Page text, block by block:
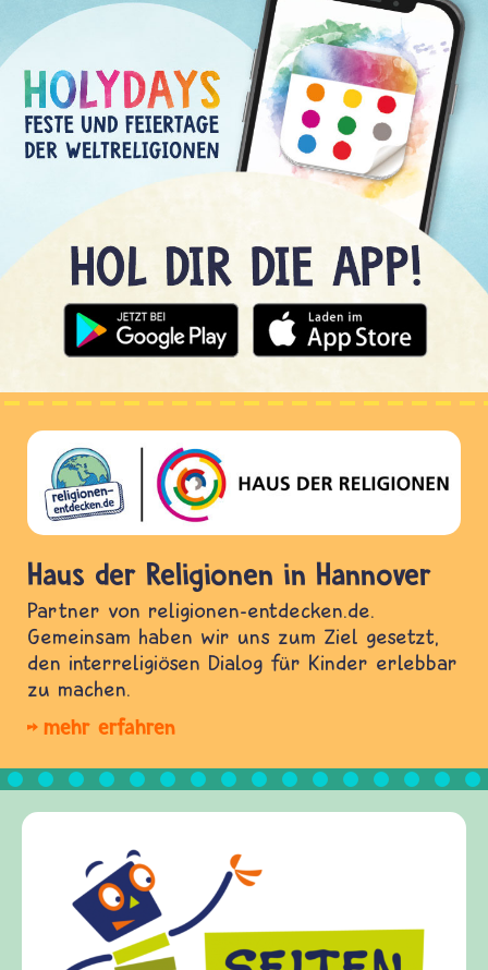
Haus der Religionen in Hannover
Partner von religionen-entdecken.de.
Gemeinsam haben wir uns zum Ziel gesetzt,
den interreligiösen Dialog für Kinder erlebbar
zu machen.
mehr erfahren
Frieden Fragen
frieden-fragen.de ist ein
Kinder, Eltern und ErzieherInnen